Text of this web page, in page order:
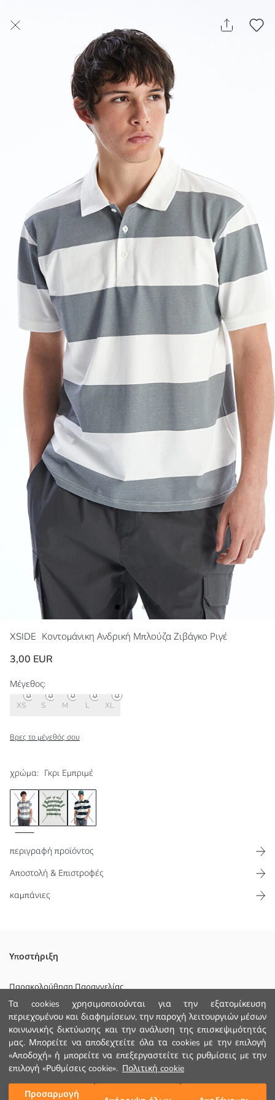
Τα cookies χρησιμοποιούνται για την εξατομίκευση
περιεχομένου και διαφημίσεων, την παροχή λειτουργιών μέσων
κοινωνικής δικτύωσης και την ανάλυση της επισκεψιμότητάς
μας. Μπορείτε να αποδεχτείτε όλα τα cookies με την επιλογή
«Αποδοχή» ή μπορείτε να επεξεργαστείτε τις ρυθμίσεις με την
επιλογή «Ρυθμίσεις cookie». Πολιτική cookie
Προσαρμογή
XSIDE Κοντομάνικη Ανδρική Μπλούζα Ζιβάγκο Ριγέ
3,00 EUR
χρώμα: Γκρι Εμπριμέ
Μέγεθος:
XS S M L XL
Βρες το μέγεθός σου
Προσθήκη στο καλάθι
περιγραφή προϊόντος
Αποστολή & Επιστροφές
καμπάνιες
Ριγέ, με γιακά πόλο και κοντομάνικο μπλουζάκι για άνδρες,
κατασκευασμένο από 100% βαμβακερό ζέρσεϊ ύφασμα. Προϊόν
Κυριο Υφασμα:
Χώρα προέλευσης:
Πωλητής:
Υπο-μάρκα:
Φύλο:
Εφαρμογή:
Υποστήριξη
Παρακολούθηση Παραγγελίας
Φόρμα Επικοινωνίας
+30 2102201080
ΒΟΗΘΕΙΑ
Συχνές Ερωτήσεις (FAQ)